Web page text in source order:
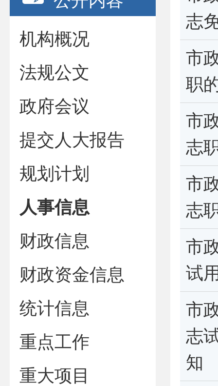
机构概况
法规公文
政府会议
提交人大报告
规划计划
人事信息
财政信息
财政资金信息
统计信息
重点工作
重大项目
志
市
职
市
志
市
志
市
试
市
志
知